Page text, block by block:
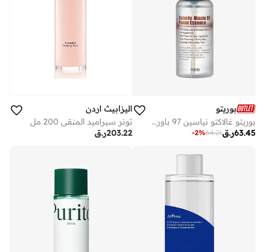
بوريتو
بوريتو غالاكتو نياسين 97 باور إسنس
ر.ق63.45
64.21
-2%
اليزابيث اردن
تونر سيراميد المنقي 200 مل
ر.ق203.22